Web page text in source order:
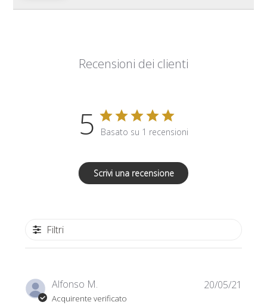
Recensioni dei clienti
5 Basato su 1 recensioni
Scrivi una recensione
Filtri
Alfonso M.
Acquirente verificato
20/05/21